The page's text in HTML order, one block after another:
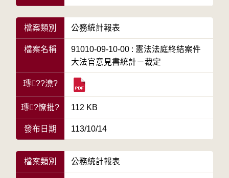
檔案類別 公務統計報表
檔案名稱
91010-09-10-00 : 憲法法庭終結案件
大法官意見書統計－裁定
瑼??澆?
瑼?憭批? 112 KB
發布日期 113/10/14
檔案類別 公務統計報表